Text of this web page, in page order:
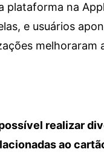
plataforma na
e usuários
melhoraram
realizar
ao